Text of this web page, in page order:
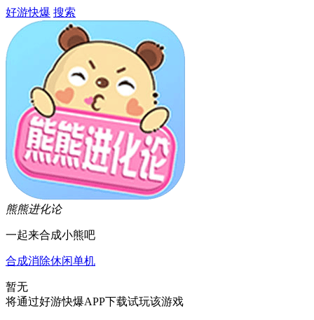
好游快爆 搜索
熊熊进化论
一起来合成小熊吧
合成消除休闲单机
暂无
将通过好游快爆APP下载试玩该游戏